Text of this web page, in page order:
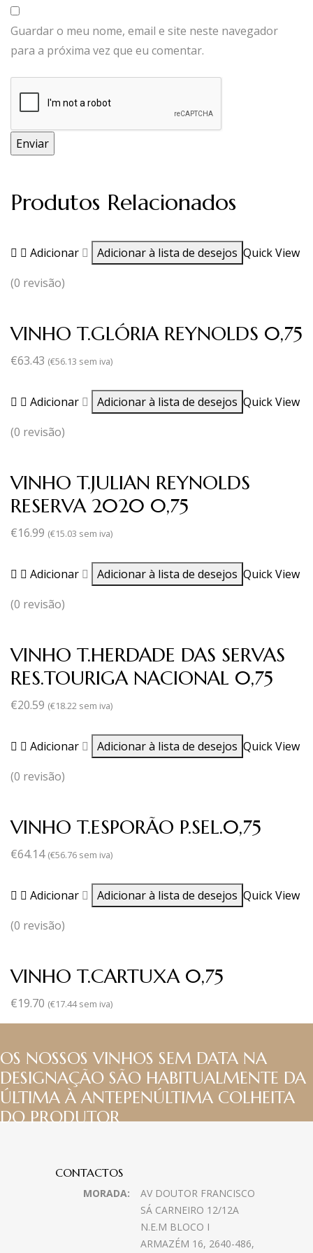
Guardar o meu nome, email e site neste navegador
para a próxima vez que eu comentar.
Produtos Relacionados
Adicionar Adicionar à lista de desejos Quick View
(0 revisão)
VINHO T.GLÓRIA REYNOLDS 0,75
€63.43 (€56.13 sem iva)
Adicionar Adicionar à lista de desejos Quick View
(0 revisão)
VINHO T.JULIAN REYNOLDS
RESERVA 2020 0,75
€16.99 (€15.03 sem iva)
Adicionar Adicionar à lista de desejos Quick View
(0 revisão)
VINHO T.HERDADE DAS SERVAS
RES.TOURIGA NACIONAL 0,75
€20.59 (€18.22 sem iva)
Adicionar Adicionar à lista de desejos Quick View
(0 revisão)
VINHO T.ESPORÃO P.SEL.0,75
€64.14 (€56.76 sem iva)
Adicionar Adicionar à lista de desejos Quick View
(0 revisão)
VINHO T.CARTUXA 0,75
€19.70 (€17.44sem iva)
OS NOSSOS VINHOS SEM DATA NA
DESIGNAÇÃO SÃO HABITUALMENTE DA
ÚLTIMA À ANTEPENÚLTIMA COLHEITA
DO PRODUTOR
CONTACTOS
MORADA:
AV DOUTOR FRANCISCO
SÁ CARNEIRO 12/12A
N.E.M BLOCO I
ARMAZÉM 16, 2640-486,